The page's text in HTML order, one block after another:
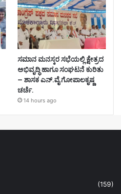
ಸಮಾನ ಮನಸ್ಕರ ಸಭೆಯಲ್ಲಿ ಕ್ಷೇತ್ರದ
ಅಭಿವೃದ್ಧಿ ಹಾಗೂ ಸಂಘಟನೆ ಕುರಿತು
– ಶಾಸಕ ಎನ್.ವೈ ಗೋಪಾಲಕೃಷ್ಣ
ಚರ್ಚೆ.
14 hours ago
(159)